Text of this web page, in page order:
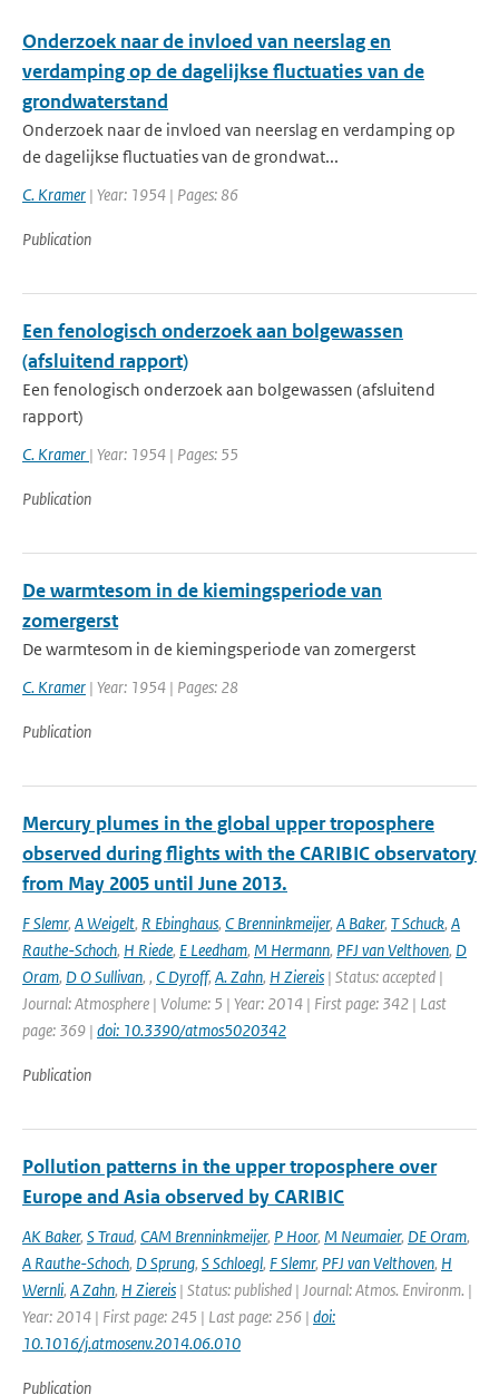
Onderzoek naar de invloed van neerslag en
verdamping op de dagelijkse fluctuaties van de
grondwaterstand
Onderzoek naar de invloed van neerslag en verdamping op
de dagelijkse fluctuaties van de grondwat...
C. Kramer | Year: 1954 | Pages: 86
Publication
Een fenologisch onderzoek aan bolgewassen
(afsluitend rapport)
Een fenologisch onderzoek aan bolgewassen (afsluitend
rapport)
C. Kramer | Year: 1954 | Pages: 55
Publication
De warmtesom in de kiemingsperiode van
zomergerst
De warmtesom in de kiemingsperiode van zomergerst
C. Kramer | Year: 1954 | Pages: 28
Publication
Mercury plumes in the global upper troposphere
observed during flights with the CARIBIC observatory
from May 2005 until June 2013.
F Slemr, A Weigelt, R Ebinghaus, C Brenninkmeijer, A Baker, T Schuck, A
Rauthe-Schoch, H Riede, E Leedham, M Hermann, PFJ van Velthoven, D
Oram, D O Sullivan, , C Dyroff, A. Zahn, H Ziereis | Status: accepted |
Journal: Atmosphere | Volume: 5 | Year: 2014 | First page: 342 | Last
page: 369 | doi: 10.3390/atmos5020342
Publication
Pollution patterns in the upper troposphere over
Europe and Asia observed by CARIBIC
AK Baker, S Traud, CAM Brenninkmeijer, P Hoor, M Neumaier, DE Oram,
A Rauthe-Schoch, D Sprung, S Schloegl, F Slemr, PFJ van Velthoven, H
Wernli, A Zahn, H Ziereis | Status: published | Journal: Atmos. Environm. |
Year: 2014 | First page: 245 | Last page: 256 | doi:
10.1016/j.atmosenv.2014.06.010
Publication